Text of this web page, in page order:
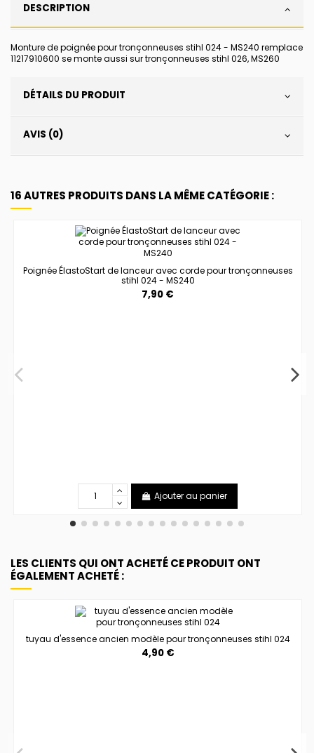
DESCRIPTION
Monture de poignée pour tronçonneuses stihl 024 - MS240 remplace
11217910600 se monte aussi sur tronçonneuses stihl 026, MS260
DÉTAILS DU PRODUIT
AVIS (0)
16 AUTRES PRODUITS DANS LA MÊME CATÉGORIE :
Poignée ÉlastoStart de lanceur avec corde pour tronçonneuses
stihl 024 - MS240
7,90 €
Ajouter au panier
LES CLIENTS QUI ONT ACHETÉ CE PRODUIT ONT
ÉGALEMENT ACHETÉ :
tuyau d'essence ancien modèle pour tronçonneuses stihl 024
4,90 €